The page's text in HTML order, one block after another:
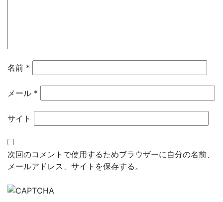
名前 *
メール *
サイト
次回のコメントで使用するためブラウザーに自分の名前、
メールアドレス、サイトを保存する。